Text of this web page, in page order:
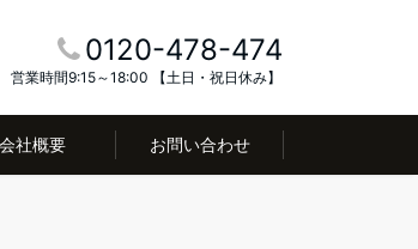
0120-478-474
営業時間9:15～18:00 【土日・祝日休み】
会社概要 お問い合わせ